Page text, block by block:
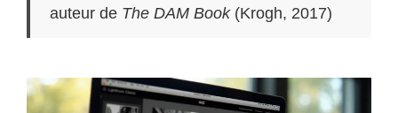
auteur de The DAM Book(Krogh, 2017)